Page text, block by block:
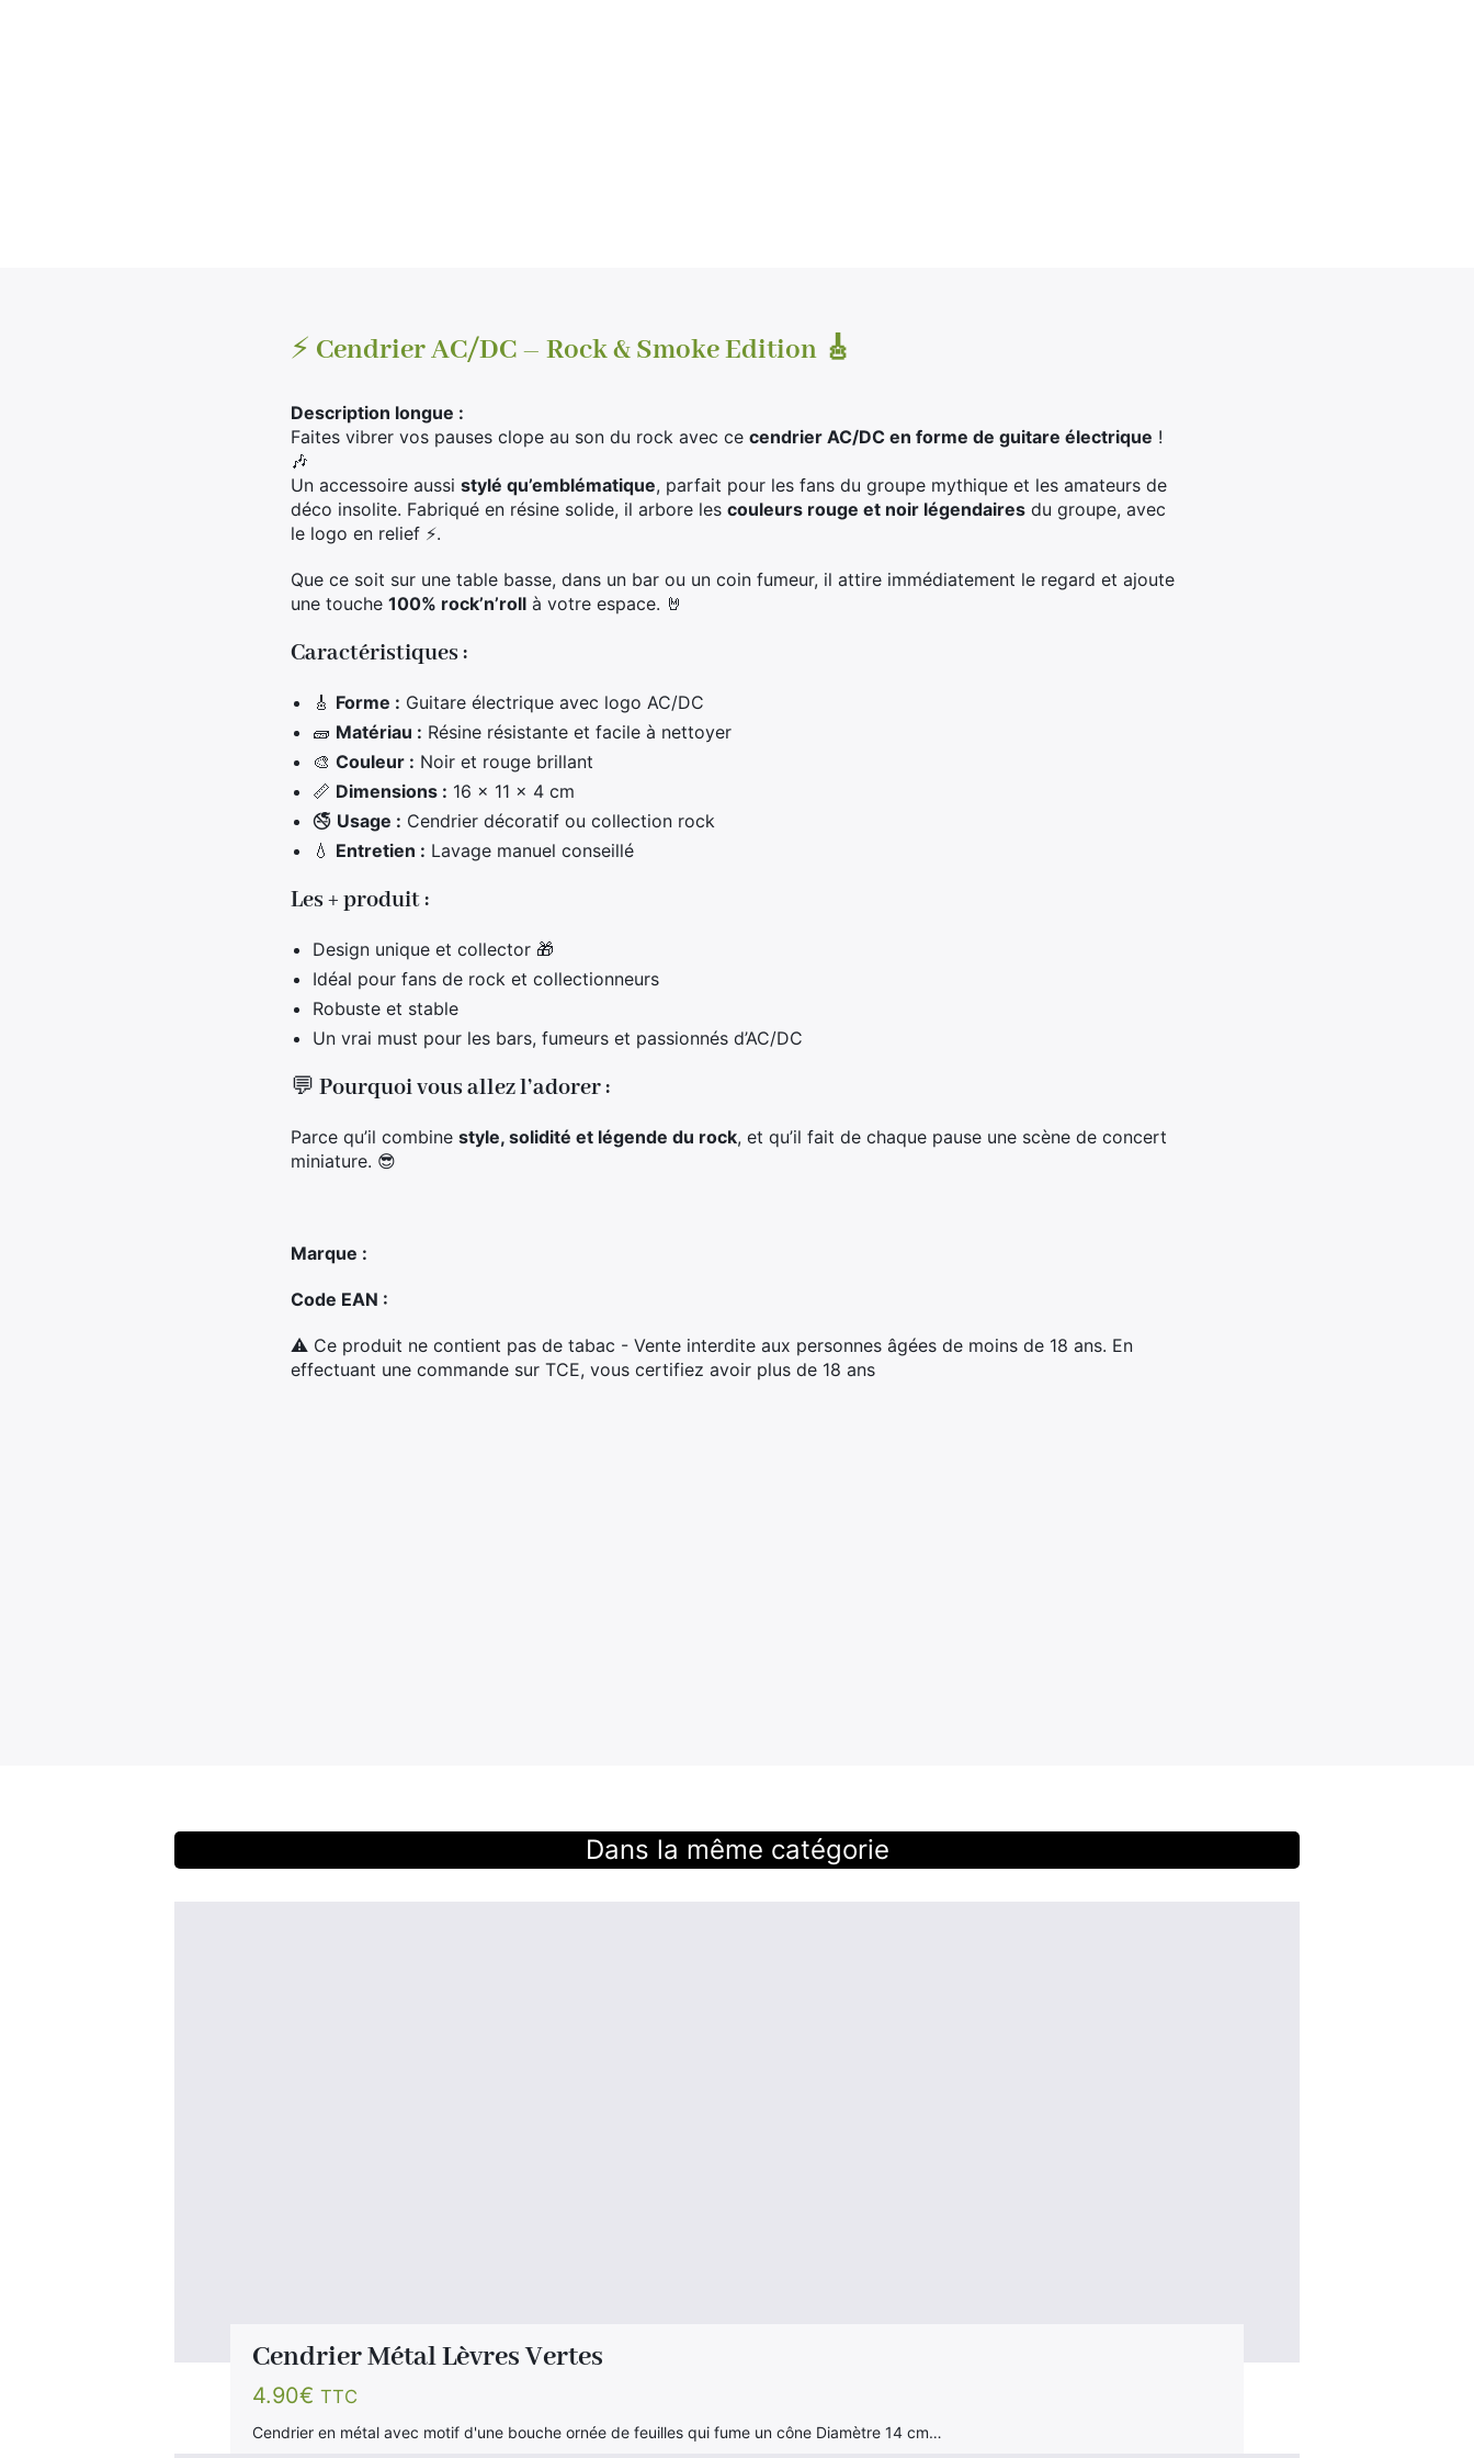
⚡ Cendrier AC/DC – Rock & Smoke Edition 🎸
Description longue :
Faites vibrer vos pauses clope au son du rock avec cecendrier AC/DC en forme de guitare électrique !
🎶
Un accessoire aussistylé qu’emblématique, parfait pour les fans du groupe mythique et les amateurs de
déco insolite. Fabriqué en résine solide, il arbore lescouleurs rouge et noir légendaires du groupe, avec
le logo en relief ⚡.
Que ce soit sur une table basse, dans un bar ou un coin fumeur, il attire immédiatement le regard et ajoute
une touche100% rock’n’roll à votre espace. 🤘
Caractéristiques :
🎸 Forme : Guitare électrique avec logo AC/DC
🧱 Matériau : Résine résistante et facile à nettoyer
🎨Couleur : Noir et rouge brillant
📏 Dimensions : 16 × 11 × 4 cm
🚭 Usage : Cendrier décoratif ou collection rock
💧 Entretien : Lavage manuel conseillé
Les + produit :
Design unique et collector 🎁
Idéal pour fans de rock et collectionneurs
Robuste et stable
Un vrai must pour les bars, fumeurs et passionnés d’AC/DC
💬Pourquoi vous allez l’adorer :
Parce qu’il combinestyle, solidité et légende du rock, et qu’il fait de chaque pause une scène de concert
miniature. 😎
Marque :
Code EAN :
⚠ Ce produit ne contient pas de tabac - Vente interdite aux personnes âgées de moins de 18 ans. En
effectuant une commande sur TCE, vous certifiez avoir plus de 18 ans
Dans la même catégorie
Cendrier Métal Lèvres Vertes
4.90€ TTC
Cendrier en métal avec motif d'une bouche ornée de feuilles qui fume un cône Diamètre 14 cm…